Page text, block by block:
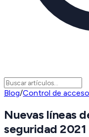
Blog/Control de acceso
Nuevas líneas
seguridad 2021